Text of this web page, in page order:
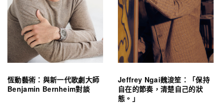
恆動藝術：與新一代歌劇大師
Benjamin Bernheim對談
Jeffrey Ngai魏浚笙：「保持
自在的節奏，清楚自己的狀
態。」